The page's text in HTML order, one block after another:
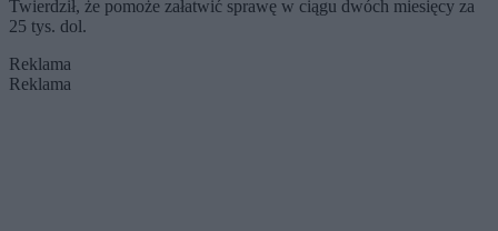
Twierdził, że pomoże załatwić sprawę w ciągu dwóch miesięcy za
25 tys. dol.
Reklama
Reklama